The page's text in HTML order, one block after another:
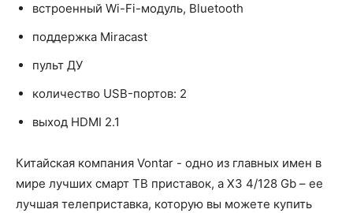
встроенный Wi-Fi-модуль, Bluetooth
поддержка Miracast
пульт ДУ
количество USB-портов: 2
выход HDMI 2.1
Китайская компания Vontar - одно из главных имен в
мире лучших смарт ТВ приставок, а X3 4/128 Gb – ее
лучшая телеприставка, которую вы можете купить